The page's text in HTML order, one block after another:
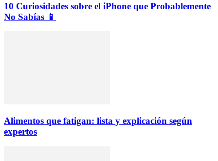
10 Curiosidades sobre el iPhone que Probablemente
No Sabías 📱
Alimentos que fatigan: lista y explicación según
expertos